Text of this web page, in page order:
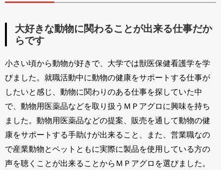
大好きな動物に関わることが出来る仕事だか
らです
小さい頃から動物が好きで、大学では獣医保健看護学を学
びました。就職活動中に動物の健康をサポートする仕事が
したいと感じ、動物に関わりのある仕事を探していた中
で、動物用医薬品などを取り扱うＭＰアグロに興味を持ち
ました。動物用医薬品などの提案、販売を通して動物の健
康をサポートする手助けが出来ること、また、営業職なの
で産業動物とペットともに実際に製品を使用している方の
声を聴くことが出来ることからＭＰアグロを選びました。